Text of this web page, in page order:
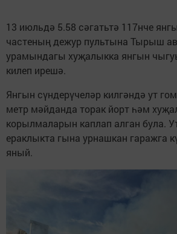
13 июльдә 5.58 сәгатьтә 117нче
частеның дежур пультына Тырыш
урамындагы хуҗалыкка янгын
килеп ирешә.
Янгын сүндерүчеләр килгәндә ут
метр мәйданда торак йорт һәм
корылмаларын каплап алган була.
ераклыкта гына урнашкан гаражга
яный.